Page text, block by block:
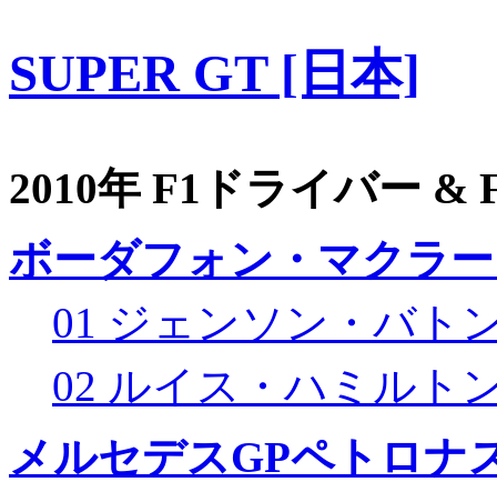
SUPER GT [日本]
2010年 F1ドライバー &
ボーダフォン・マクラ
01 ジェンソン・バト
02 ルイス・ハミルト
メルセデスGPペトロナ